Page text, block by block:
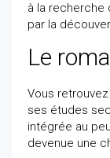
à la recherche
par la
Le
Vous
ses études
intégrée au
devenue une